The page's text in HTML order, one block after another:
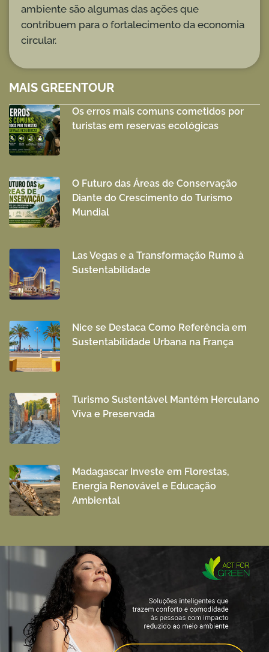
MAIS GREENTOUR
Os erros mais comuns cometidos por
turistas em reservas ecológicas
O Futuro das Áreas de Conservação
Diante do Crescimento do Turismo
Mundial
Las Vegas e a Transformação Rumo à
Sustentabilidade
Nice se Destaca Como Referência em
Sustentabilidade Urbana na França
Turismo Sustentável Mantém Herculano
Viva e Preservada
Madagascar Investe em Florestas,
Energia Renovável e Educação
Ambiental
ambiente são algumas das ações que
contribuem para o fortalecimento da economia
circular.